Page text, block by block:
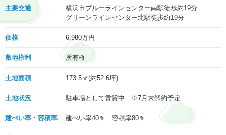
主要交通
横浜市ブルーラインセンター南駅徒歩約19分
グリーンラインセンター北駅徒歩約19分
価格 6,980万円
敷地権利 所有権
土地面積 173.5㎡(約52.6坪)
土地状況 駐車場として賃貸中 ※7月末解約予定
建ぺい率・容積率 建ぺい率40％ 容積率80％